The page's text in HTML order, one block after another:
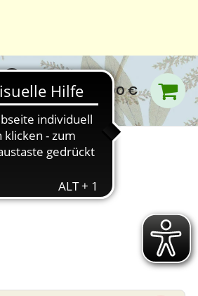
0,00 €